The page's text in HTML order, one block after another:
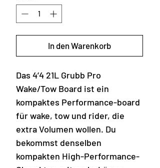
In den Warenkorb
Das 4’4 21L Grubb Pro
Wake/Tow Board ist ein
kompaktes Performance-board
für wake, tow und rider, die
extra Volumen wollen. Du
bekommst denselben
kompakten High-Performance-